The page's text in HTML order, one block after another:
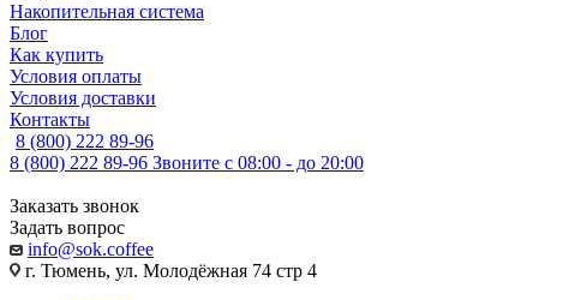
Накопительная система
Блог
Как купить
Условия оплаты
Условия доставки
Контакты
8 (800) 222 89-96
8 (800) 222 89-96 Звоните с 08:00 - до 20:00
Заказать звонок
Задать вопрос
info@sok.coffee
г. Тюмень, ул. Молодёжная 74 стр 4